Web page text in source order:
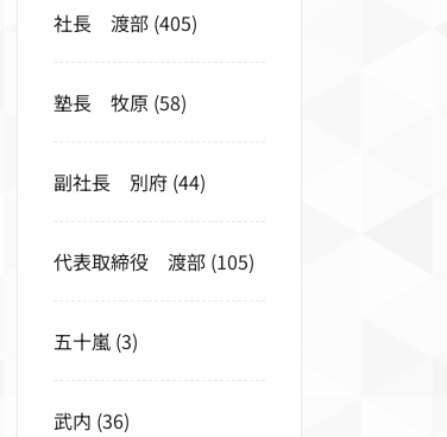
社長 渡部 (405)
塾長 牧原 (58)
副社長 別府 (44)
代表取締役 渡部 (105)
五十嵐 (3)
武内 (36)